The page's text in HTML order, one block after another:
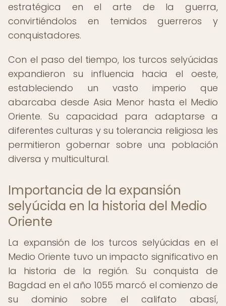
estratégica en el arte de la guerra,
convirtiéndolos en temidos guerreros y
conquistadores.
Con el paso del tiempo, los turcos selyúcidas
expandieron su influencia hacia el oeste,
estableciendo un vasto imperio que
abarcaba desde Asia Menor hasta el Medio
Oriente. Su capacidad para adaptarse a
diferentes culturas y su tolerancia religiosa les
permitieron gobernar sobre una población
diversa y multicultural.
Importancia de la expansión
selyúcida en la historia del Medio
Oriente
La expansión de los turcos selyúcidas en el
Medio Oriente tuvo un impacto significativo en
la historia de la región. Su conquista de
Bagdad en el año 1055 marcó el comienzo de
su dominio sobre el califato abasí,